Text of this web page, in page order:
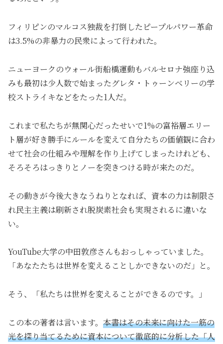
フィリピンのマルコス独裁を打倒したピープルパワー革命
は3.5%の非暴力の民衆によって行われた。
ニューヨークのウォール街船橋運動もバルセロナ強座り込
みも最初は少人数で始まったグレタ・トゥーンベリーの学
校ストライキなどをたった1人だ。
これまで私たちが無関心だったせいで1%の富裕層エリー
ト層が好き勝手にルールを変えて自分たちの価値観に合わ
せて社会の仕組みや理解を作り上げてしまったけれども、
そろそろはっきりとノーを突きつける時が来たのだ。
その動きが今後大きなうねりとなれば、資本の力は制限さ
れ民主主義は刷新され脱炭素社会も実現されるに違いな
い。
YouTube大学の中田敦彦さんもおっしゃっていました。
「あなたたちは世界を変えることしかできないのだ」と。
そう、「私たちは世界を変えることができるのです。」
この本の著者は言います。 本書はその未来に向けた一筋の
光を探り当てるために資本について徹底的に分析した「人